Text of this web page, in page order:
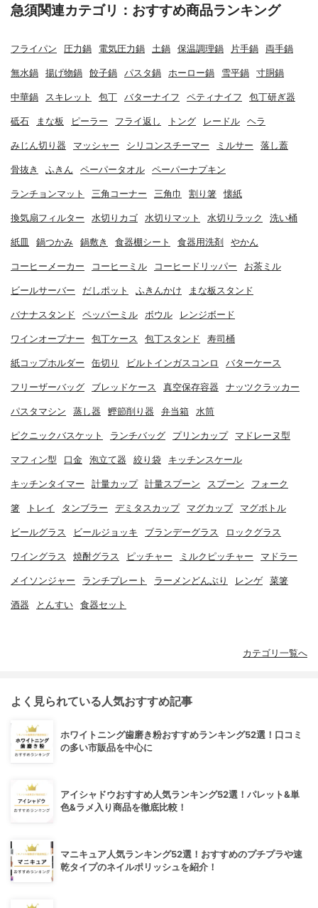
急須関連カテゴリ：おすすめ商品ランキング
フライパン 圧力鍋 電気圧力鍋 土鍋 保温調理鍋 片手鍋 両手鍋
無水鍋 揚げ物鍋 餃子鍋 パスタ鍋 ホーロー鍋 雪平鍋 寸胴鍋
中華鍋 スキレット 包丁 バターナイフ ペティナイフ 包丁研ぎ器
砥石 まな板 ピーラー フライ返し トング レードル ヘラ
みじん切り器 マッシャー シリコンスチーマー ミルサー 落し蓋
骨抜き ふきん ペーパータオル ペーパーナプキン
ランチョンマット 三角コーナー 三角巾 割り箸 懐紙
換気扇フィルター 水切りカゴ 水切りマット 水切りラック 洗い桶
紙皿 鍋つかみ 鍋敷き 食器棚シート 食器用洗剤 やかん
コーヒーメーカー コーヒーミル コーヒードリッパー お茶ミル
ビールサーバー だしポット ふきんかけ まな板スタンド
バナナスタンド ペッパーミル ボウル レンジボード
ワインオープナー 包丁ケース 包丁スタンド 寿司桶
紙コップホルダー 缶切り ビルトインガスコンロ バターケース
フリーザーバッグ ブレッドケース 真空保存容器 ナッツクラッカー
パスタマシン 蒸し器 鰹節削り器 弁当箱 水筒
ピクニックバスケット ランチバッグ プリンカップ マドレーヌ型
マフィン型 口金 泡立て器 絞り袋 キッチンスケール
キッチンタイマー 計量カップ 計量スプーン スプーン フォーク
箸 トレイ タンブラー デミタスカップ マグカップ マグボトル
ビールグラス ビールジョッキ ブランデーグラス ロックグラス
ワイングラス 焼酎グラス ピッチャー ミルクピッチャー マドラー
メイソンジャー ランチプレート ラーメンどんぶり レンゲ 菜箸
酒器 とんすい 食器セット
カテゴリ一覧へ
よく見られている人気おすすめ記事
ホワイトニング歯磨き粉おすすめランキング52選！口コミ
の多い市販品を中心に
アイシャドウおすすめ人気ランキング52選！パレット&単
色&ラメ入り商品を徹底比較！
マニキュア人気ランキング52選！おすすめのプチプラや速
乾タイプのネイルポリッシュを紹介！